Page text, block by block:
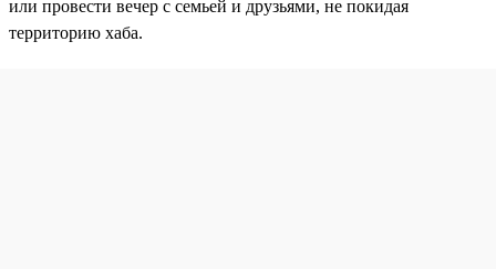
или провести вечер с семьей и друзьями, не покидая
территорию хаба.